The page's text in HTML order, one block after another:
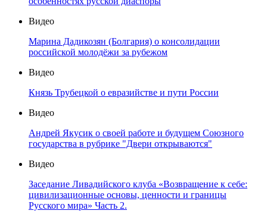
Видео
Марина Дадикозян (Болгария) о консолидации
российской молодёжи за рубежом
Видео
Князь Трубецкой о евразийстве и пути России
Видео
Андрей Якусик о своей работе и будущем Союзного
государства в рубрике "Двери открываются"
Видео
Заседание Ливадийского клуба «Возвращение к себе:
цивилизационные основы, ценности и границы
Русского мира» Часть 2.